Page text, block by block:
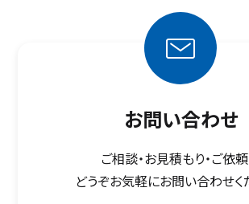
お問い合わせ
ご相談・お見積もり・ご依
どうぞお気軽にお問い合わせく